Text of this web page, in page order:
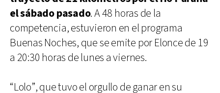
el sábado pasado. A 48 horas de la
competencia, estuvieron en el programa
Buenas Noches, que se emite por Elonce de 19
a 20:30 horas de lunes a viernes.
“Lolo”, que tuvo el orgullo de ganar en su